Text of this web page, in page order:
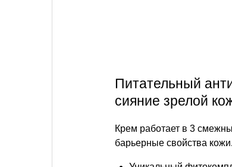
Питательный
сияние зрелой
Крем работает в 3
барьерные свойства кожи.